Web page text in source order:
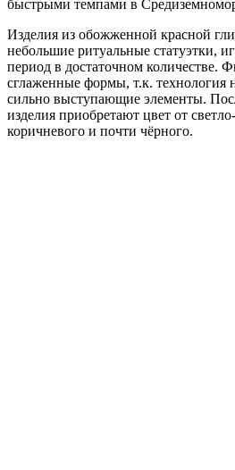
быстрыми темпами в
Изделия из обожженной красной
небольшие ритуальные статуэтки,
период в достаточном количестве.
сглаженные формы, т.к. технология
сильно выступающие элементы.
изделия приобретают цвет от
коричневого и почти чёрного.